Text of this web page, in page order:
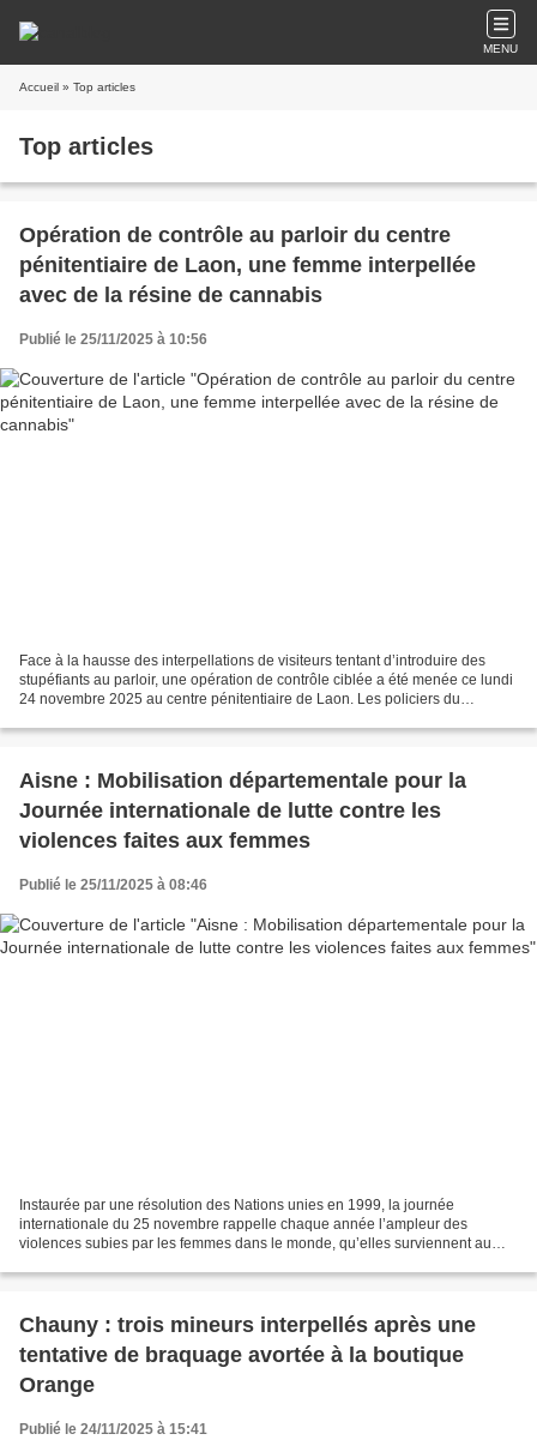
MENU
Accueil » Top articles
Top articles
Opération de contrôle au parloir du centre
pénitentiaire de Laon, une femme interpellée
avec de la résine de cannabis
Publié le 25/11/2025 à 10:56
Face à la hausse des interpellations de visiteurs tentant d’introduire des
stupéfiants au parloir, une opération de contrôle ciblée a été menée ce lundi
24 novembre 2025 au centre pénitentiaire de Laon. Les policiers du
Aisne : Mobilisation départementale pour la
Journée internationale de lutte contre les
violences faites aux femmes
Publié le 25/11/2025 à 08:46
Instaurée par une résolution des Nations unies en 1999, la journée
internationale du 25 novembre rappelle chaque année l’ampleur des
violences subies par les femmes dans le monde, qu’elles surviennent au
Chauny : trois mineurs interpellés après une
tentative de braquage avortée à la boutique
Orange
Publié le 24/11/2025 à 15:41